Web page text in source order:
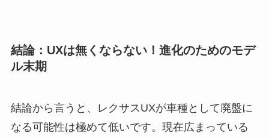
結論：UXは無くならない！進化のためのモデ
ル末期
結論から言うと、レクサスUXが車種として廃盤に
なる可能性は極めて低いです。現在広まっている